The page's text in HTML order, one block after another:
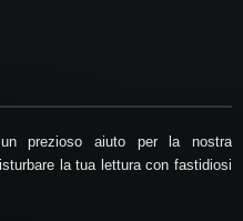
prezioso aiuto per la nostra
la tua lettura con fastidiosi